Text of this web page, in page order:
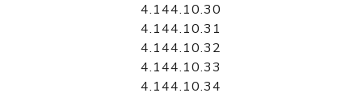
4.144.10.30
4.144.10.31
4.144.10.32
4.144.10.33
4.144.10.34